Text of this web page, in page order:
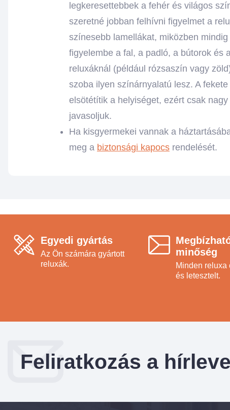
legkeresettebbek a fehér és világos
szeretné jobban felhívni figyelmet a
színesebb lamellákat, miközben
figyelembe a fal, a padló, a bútorok és
reluxáknál (például rózsaszín vagy
szoba ilyen színárnyalatú lesz. A
elsötétítik a helyiséget, ezért csak
javasoljuk.
Ha kisgyermekei vannak a
meg a biztonsági kapocs rendelését.
Egyedi gyártás
Az Ön számára gyártott
reluxák.
minőség
Minden reluxa
és letesztelt.
Feliratkozás a